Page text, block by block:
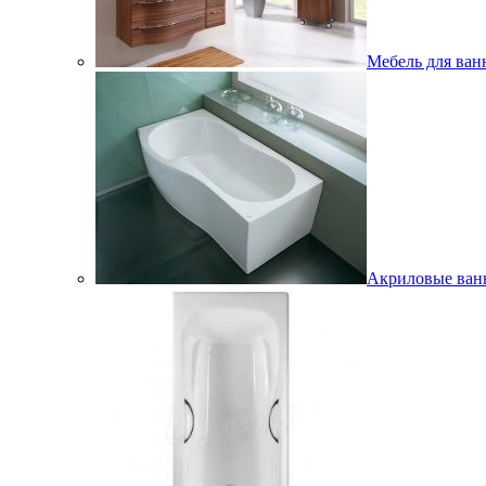
Мебель для
Акриловые